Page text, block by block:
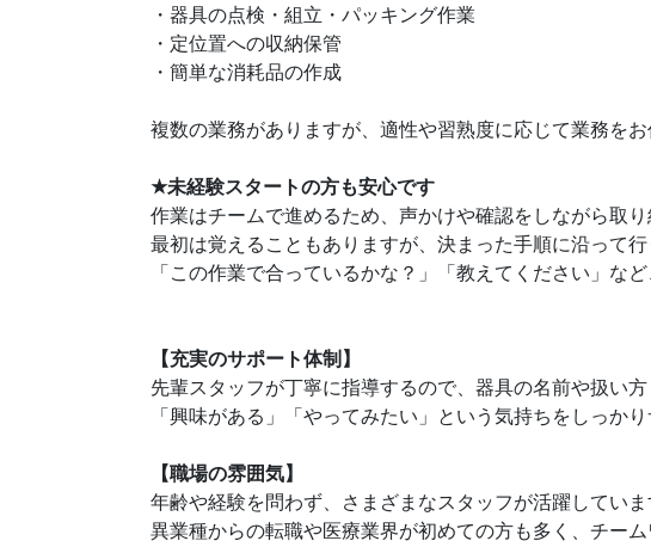
・器具の点検・組立・パッキング作業
・定位置への収納保管
・簡単な消耗品の作成
複数の業務がありますが、適性や習熟度に応じて業務を
★未経験スタートの方も安心です
作業はチームで進めるため、声かけや確認をしながら取り
最初は覚えることもありますが、決まった手順に沿って行
「この作業で合っているかな？」「教えてください」な
【充実のサポート体制】
先輩スタッフが丁寧に指導するので、器具の名前や扱い方
「興味がある」「やってみたい」という気持ちをしっかり
【職場の雰囲気】
年齢や経験を問わず、さまざまなスタッフが活躍していま
異業種からの転職や医療業界が初めての方も多く、チーム